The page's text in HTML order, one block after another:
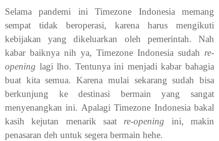
Selama pandemi ini Timezone Indonesia memang
sempat tidak beroperasi, karena harus mengikuti
kebijakan yang dikeluarkan oleh pemerintah. Nah
kabar baiknya nih ya, Timezone Indonesia sudah re-
opening lagi lho. Tentunya ini menjadi kabar bahagia
buat kita semua. Karena mulai sekarang sudah bisa
berkunjung ke destinasi bermain yang sangat
menyenangkan ini. Apalagi Timezone Indonesia bakal
kasih kejutan menarik saat re-opening ini, makin
penasaran deh untuk segera bermain hehe.